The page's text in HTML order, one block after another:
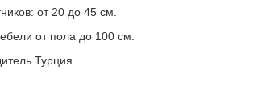
от 20 до 45 см.
от пола до 100 см.
Турция